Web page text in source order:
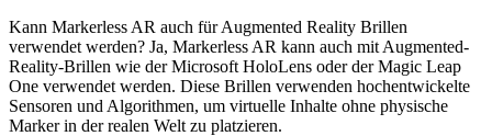
Kann Markerless AR auch für Augmented Reality Brillen
verwendet werden? Ja, Markerless AR kann auch mit Augmented-
Reality-Brillen wie der Microsoft HoloLens oder der Magic Leap
One verwendet werden. Diese Brillen verwenden hochentwickelte
Sensoren und Algorithmen, um virtuelle Inhalte ohne physische
Marker in der realen Welt zu platzieren.